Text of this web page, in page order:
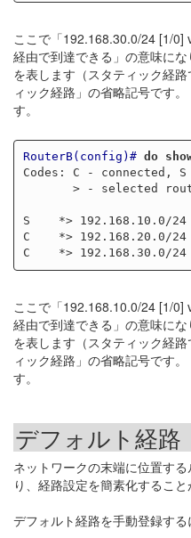
ここで「192.168.30.0/24 [1/
経由で到達できる」の意味に
を表します（スタティック経
ィック経路」の省略記号です
す。
RouterB(config)# do
Codes: C - connected,
S    *> 192.168.10.0/
C    *> 192.168.20.0/
ここで「192.168.10.0/24 [1/
経由で到達できる」の意味に
を表します（スタティック経
ィック経路」の省略記号です
す。
デフォルト経路
ネットワークの末端に位置す
り、経路設定を簡素化するこ
デフォルト経路を手動登録する